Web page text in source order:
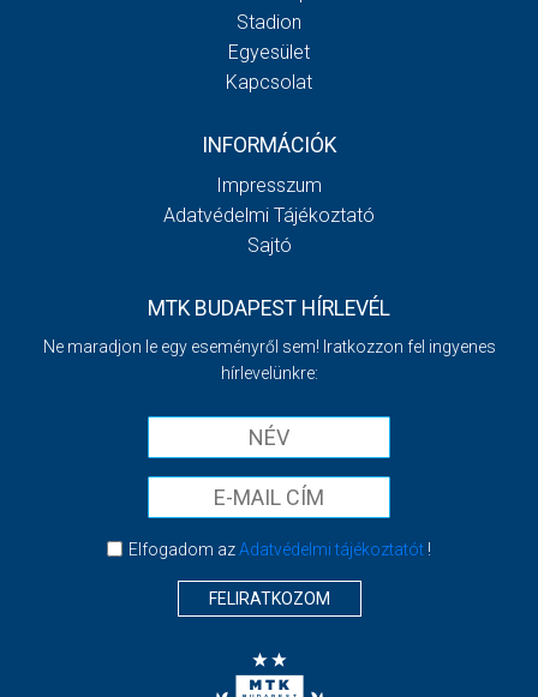
Stadion
Egyesület
Kapcsolat
INFORMÁCIÓK
Impresszum
Adatvédelmi Tájékoztató
Sajtó
MTK BUDAPEST HÍRLEVÉL
Ne maradjon le egy eseményről sem! Iratkozzon fel ingyenes
hírlevelünkre:
Elfogadom azAdatvédelmi tájékoztatót!
FELIRATKOZOM